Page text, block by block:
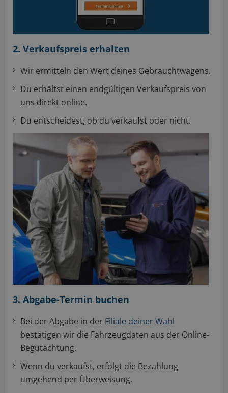
2. Verkaufspreis erhalten
Wir ermitteln den Wert deines Gebrauchtwagens.
Du erhältst einen endgültigen Verkaufspreis von
uns direkt online.
Du entscheidest, ob du verkaufst oder nicht.
3. Abgabe-Termin buchen
Bei der Abgabe in der Filiale deiner Wahl
bestätigen wir die Fahrzeugdaten aus der Online-
Begutachtung.
Wenn du verkaufst, erfolgt die Bezahlung
umgehend per Überweisung.